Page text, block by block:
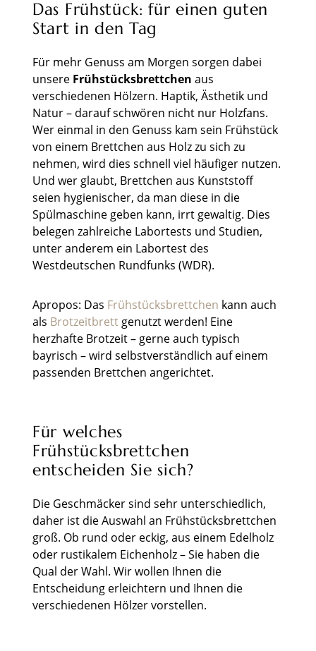
Das Frühstück: für einen guten
Start in den Tag
Für mehr Genuss am Morgen sorgen dabei
unsere Frühstücksbrettchen aus
verschiedenen Hölzern. Haptik, Ästhetik und
Natur – darauf schwören nicht nur Holzfans.
Wer einmal in den Genuss kam sein Frühstück
von einem Brettchen aus Holz zu sich zu
nehmen, wird dies schnell viel häufiger nutzen.
Und wer glaubt, Brettchen aus Kunststoff
seien hygienischer, da man diese in die
Spülmaschine geben kann, irrt gewaltig. Dies
belegen zahlreiche Labortests und Studien,
unter anderem ein Labortest des
Westdeutschen Rundfunks (WDR).
Apropos: Das Frühstücksbrettchen kann auch
als Brotzeitbrett genutzt werden! Eine
herzhafte Brotzeit – gerne auch typisch
bayrisch – wird selbstverständlich auf einem
passenden Brettchen angerichtet.
Für welches
Frühstücksbrettchen
entscheiden Sie sich?
Die Geschmäcker sind sehr unterschiedlich,
daher ist die Auswahl an Frühstücksbrettchen
groß. Ob rund oder eckig, aus einem Edelholz
oder rustikalem Eichenholz – Sie haben die
Qual der Wahl. Wir wollen Ihnen die
Entscheidung erleichtern und Ihnen die
verschiedenen Hölzer vorstellen.